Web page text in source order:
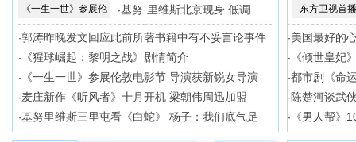
《一生一世》参展伦 ·基努·里维斯北京现身 低调
·郭涛昨晚发文回应此前所著书籍中有不妥言论事件
· 《猩球崛起：黎明之战》剧情简介
· 《一生一世》参展伦敦电影节 导演获新锐女导演
·麦庄新作《听风者》十月开机 梁朝伟周迅加盟
·基努里维斯三里屯看《白蛇》 杨子：我们底气足
东方卫视首
·美国最好的
· 《倾世皇妃
·都市剧《命
· 陈楚河谈武
· 《男人帮》